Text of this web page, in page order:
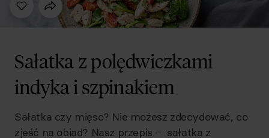
Sałatka z polędwiczkami
indyka i szpinakiem
Sałatka czy mięso? Nie możesz zdecydować, co
zjeść na obiad? Nasz przepis – sałatka z